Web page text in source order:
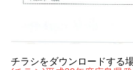
チラシをダウンロードする